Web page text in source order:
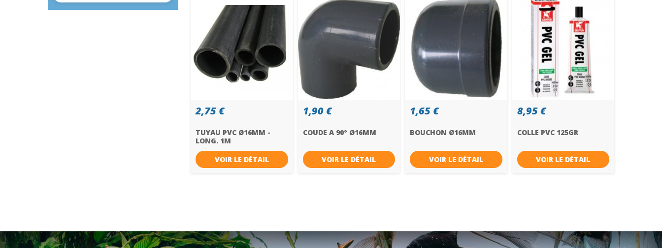
2,75 €
TUYAU PVC Ø16MM -
LONG. 1M
VOIR LE DÉTAIL
1,90 €
COUDE A 90° Ø16MM
VOIR LE DÉTAIL
1,65 €
BOUCHON Ø16MM
VOIR LE DÉTAIL
8,95 €
COLLE PVC 125GR
VOIR LE DÉTAIL